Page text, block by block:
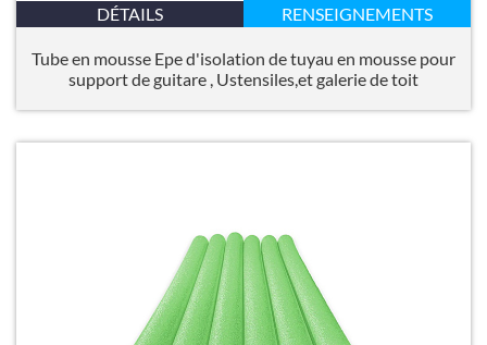
DÉTAILS
RENSEIGNEMENTS
Tube en mousse Epe d'isolation de tuyau en mousse pour
support de guitare , Ustensiles,et galerie de toit